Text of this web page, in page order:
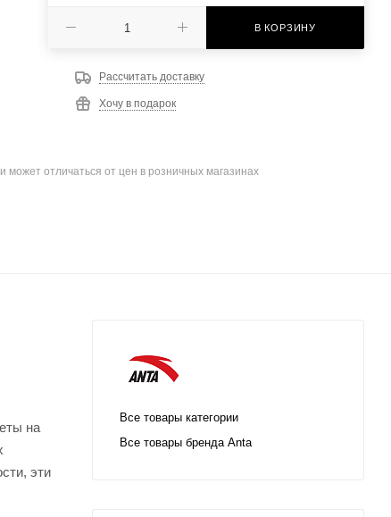
В КОРЗИНУ
Рассчитать доставку
Хочу в подарок
может отличаться от цен в розничных магазинах
на
эти
Все товары категории
Все товары бренда Anta